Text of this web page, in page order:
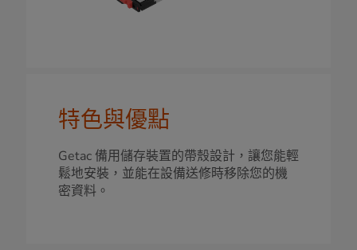
特色與優點
Getac 備用儲存裝置的帶殼設計，讓您能輕
鬆地安裝，並能在設備送修時移除您的機
密資料。